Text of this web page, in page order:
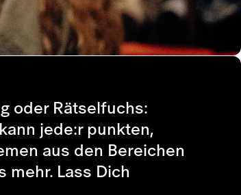
oder Rätselfuchs:
jede:r punkten,
aus den Bereichen
Lass Dich